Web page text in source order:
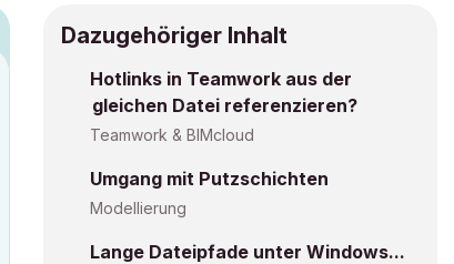
Dazugehöriger Inhalt
Hotlinks in Teamwork aus der
gleichen Datei referenzieren?
Teamwork & BIMcloud
Umgang mit Putzschichten
Modellierung
Lange Dateipfade unter Windows...